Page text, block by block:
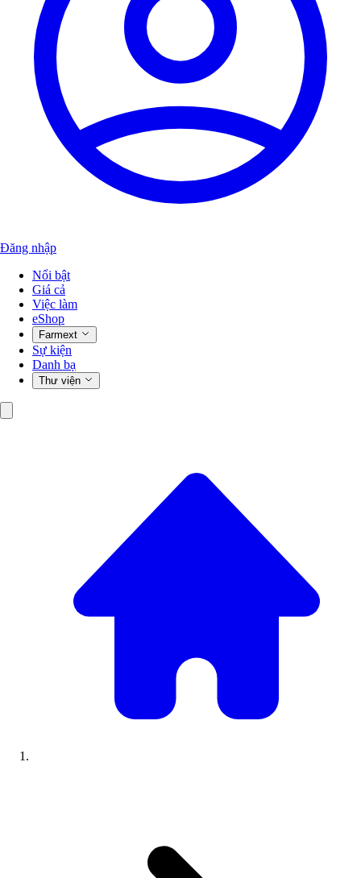
Đăng nhập
Nổi bật
Giá cả
Việc làm
eShop
Farmext
Sự kiện
Danh bạ
Thư viện